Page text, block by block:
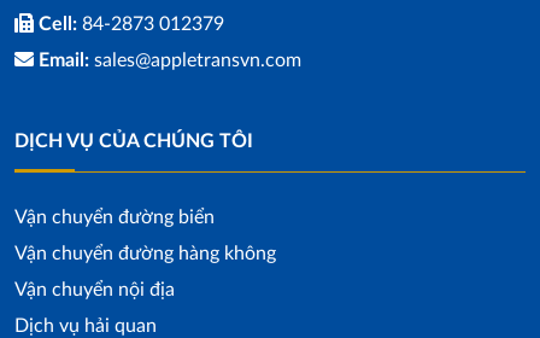
Cell: 84-2873 012379
Email: sales@appletransvn.com
DỊCH VỤ CỦA CHÚNG TÔI
Vận chuyển đường biển
Vận chuyển đường hàng không
Vận chuyển nội địa
Dịch vụ hải quan